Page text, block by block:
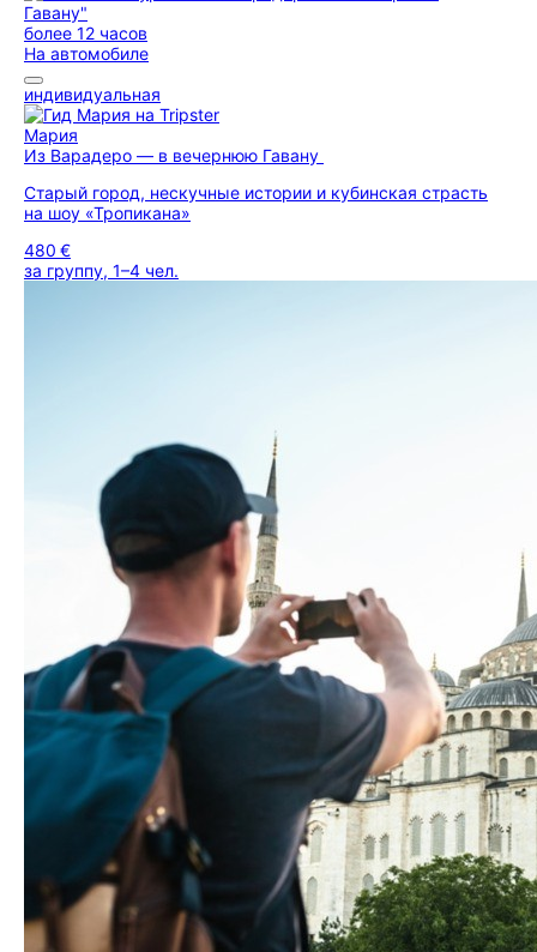
более 12 часов
На автомобиле
индивидуальная
Мария
Из Варадеро — в вечернюю Гавану
Старый город, нескучные истории и кубинская страсть
на шоу «Тропикана»
480 €
за группу, 1–4 чел.